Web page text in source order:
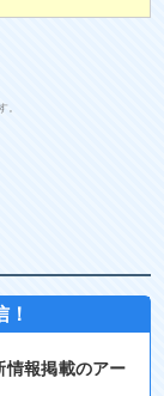
。
報掲載のアー